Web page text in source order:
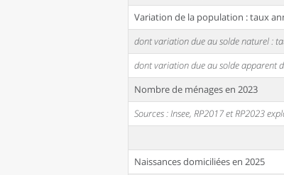
Variation de la population : taux
dont variation due au solde naturel :
dont variation due au solde apparent
Nombre de ménages en 2023
Sources : Insee, RP2017 et RP2023
Naissances domiciliées en 2025